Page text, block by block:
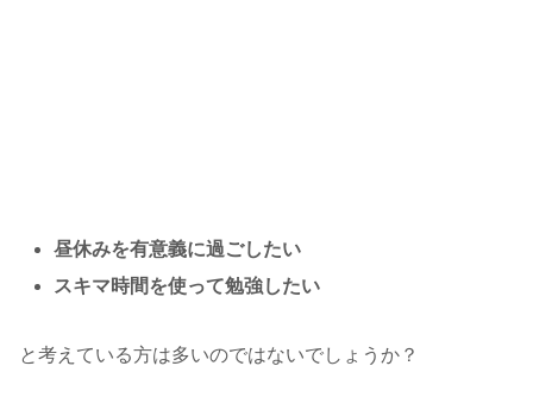
昼休みを有意義に過ごしたい
スキマ時間を使って勉強したい
と考えている方は多いのではないでしょうか？